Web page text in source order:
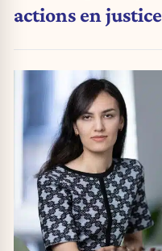
actions en justice